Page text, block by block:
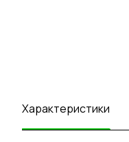
Характеристики